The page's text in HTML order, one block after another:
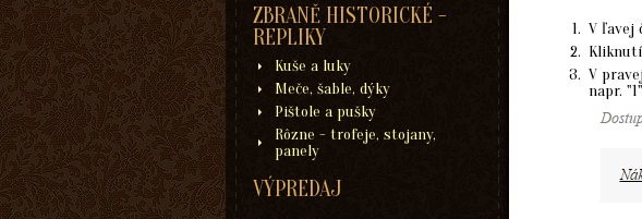
ZBRANĚ HISTORICKÉ -
REPLIKY
Kuše a luky
Meče, šable, dýky
Pištole a pušky
Rôzne - trofeje, stojany,
panely
VÝPREDAJ
V ľavej
V
napr.